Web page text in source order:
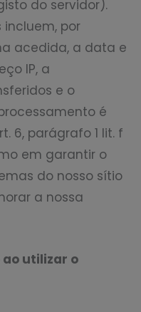
do servidor).
incluem, por
acedida, a data e
IP, a
e o
é
6, parágrafo 1 lit. f
em garantir o
do nosso sítio
a nossa
ao utilizar o